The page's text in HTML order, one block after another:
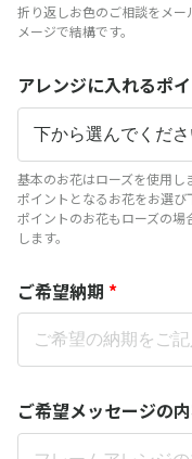
折り返しお色のご相談をメ
メージで結構です。
アレンジに入れるポ
基本のお花はローズを使用し
ポイントとなるお花をお選び
ポイントのお花もローズの
します。
ご希望納期 *
ご希望メッセージの